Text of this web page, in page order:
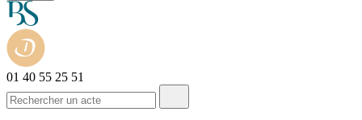
01 40 55 25 51